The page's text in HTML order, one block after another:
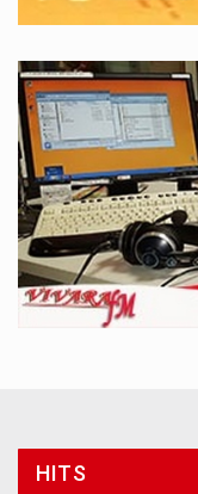
HITS